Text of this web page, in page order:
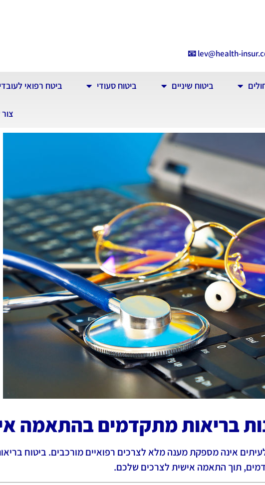
lev@health-
📧
ביטוח שיניים ביטוח סעודי ביטח רפואי
בריאות מתקדמים בהתאמה
אינה מספקת מענה מלא לצרכים רפואיים מורכבים. ביטוח
תוך התאמה אישית לצרכים שלכם.